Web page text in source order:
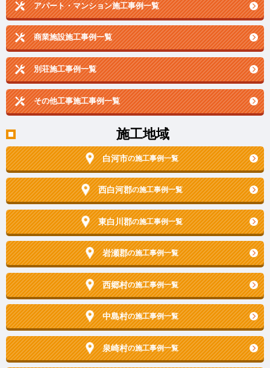
アパート・マンション施工事例一覧
商業施設施工事例一覧
別荘施工事例一覧
その他工事施工事例一覧
施工地域
白河市の施工事例一覧
西白河郡の施工事例一覧
東白川郡の施工事例一覧
岩瀬郡の施工事例一覧
西郷村の施工事例一覧
中島村の施工事例一覧
泉崎村の施工事例一覧